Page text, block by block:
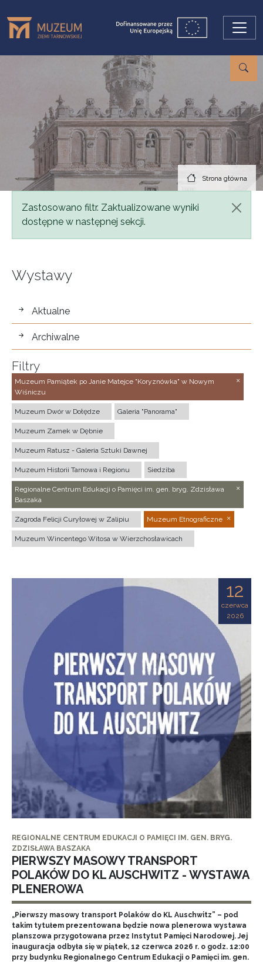
Strona główna
Komunikat
Zastosowano filtr. Zaktualizowane wyniki
dostępne w następnej sekcji.
Wystawy
wystawy
Aktualne
Archiwalne
Filtry
Muzeum Pamiątek po Janie Matejce "Koryznówka" w Nowym
Wiśniczu
Muzeum Dwór w Dołędze Galeria "Panorama"
Muzeum Zamek w Dębnie
Muzeum Ratusz - Galeria Sztuki Dawnej
Muzeum Historii Tarnowa i Regionu Siedziba
Regionalne Centrum Edukacji o Pamięci im. gen. bryg. Zdzisława
Baszaka
Zagroda Felicji Curyłowej w Zalipiu Muzeum Etnograficzne
Muzeum Wincentego Witosa w Wierzchosławicach
12
czerwca
2026
REGIONALNE CENTRUM EDUKACJI O PAMIĘCI IM. GEN. BRYG.
ZDZISŁAWA BASZAKA
PIERWSZY MASOWY TRANSPORT
POLAKÓW DO KL AUSCHWITZ - WYSTAWA
PLENEROWA
„Pierwszy masowy transport Polaków do KL Auschwitz” – pod
takim tytułem prezentowana będzie nowa plenerowa wystawa
planszowa przygotowana przez Instytut Pamięci Narodowej. Jej
inauguracja odbyła się w piątek, 12 czerwca 2026 r. o godz. 12:00
przy budynku Regionalnego Centrum Edukacji o Pamięci im. gen.